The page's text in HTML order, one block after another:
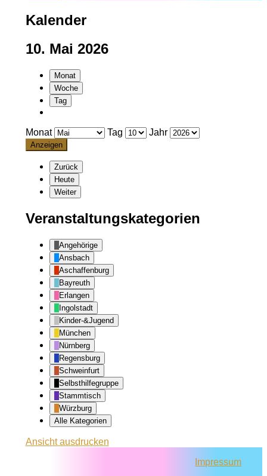
Kalender
10. Mai 2026
Monat
Woche
Tag
Monat Tag Jahr
Zurück
Heute
Weiter
Veranstaltungskategorien
Angehörige
Ansbach
Aschaffenburg
Bayreuth
Erlangen
Ingolstadt
Kinder-&Jugend
München
Nürnberg
Regensburg
Schweinfurt
Selbsthilfegruppe
Stammtisch
Würzburg
Alle Kategorien
Ansichtausdrucken
Impressum